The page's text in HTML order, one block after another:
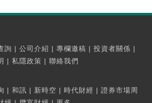
詢 | 公司介紹 | 專欄邀稿 | 投資者關係 |
| 私隱政策 | 聯絡我們
| 和訊 | 新時空 | 時代財經 | 證券市場周